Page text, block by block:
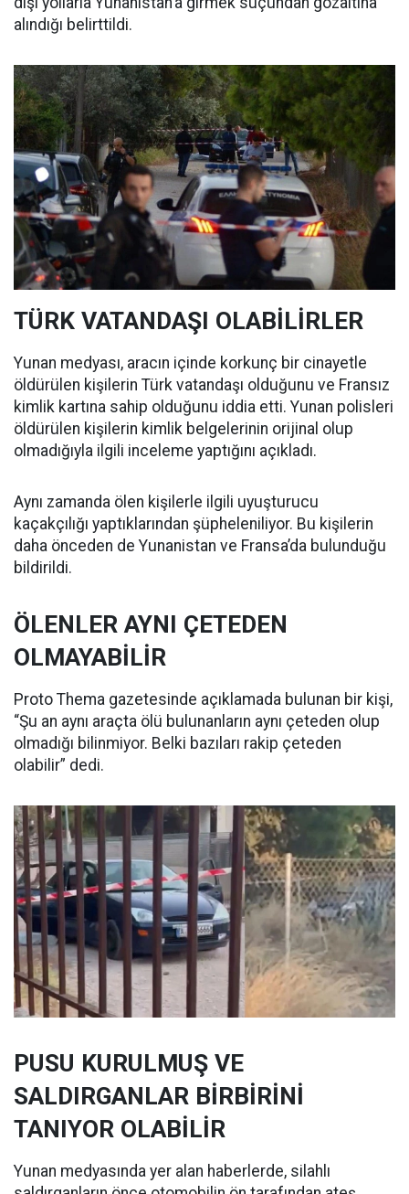
alındığı belirttildi.
TÜRK VATANDAŞI OLABİLİRLER
Yunan medyası, aracın içinde korkunç bir cinayetle
öldürülen kişilerin Türk vatandaşı olduğunu ve Fransız
kimlik kartına sahip olduğunu iddia etti. Yunan polisleri
öldürülen kişilerin kimlik belgelerinin orijinal olup
olmadığıyla ilgili inceleme yaptığını açıkladı.
Aynı zamanda ölen kişilerle ilgili uyuşturucu
kaçakçılığı yaptıklarından şüpheleniliyor. Bu kişilerin
daha önceden de Yunanistan ve Fransa’da bulunduğu
bildirildi.
ÖLENLER AYNI ÇETEDEN
OLMAYABİLİR
Proto Thema gazetesinde açıklamada bulunan bir kişi,
“Şu an aynı araçta ölü bulunanların aynı çeteden olup
olmadığı bilinmiyor. Belki bazıları rakip çeteden
olabilir” dedi.
PUSU KURULMUŞ VE
SALDIRGANLAR BİRBİRİNİ
TANIYOR OLABİLİR
Yunan medyasında yer alan haberlerde, silahlı